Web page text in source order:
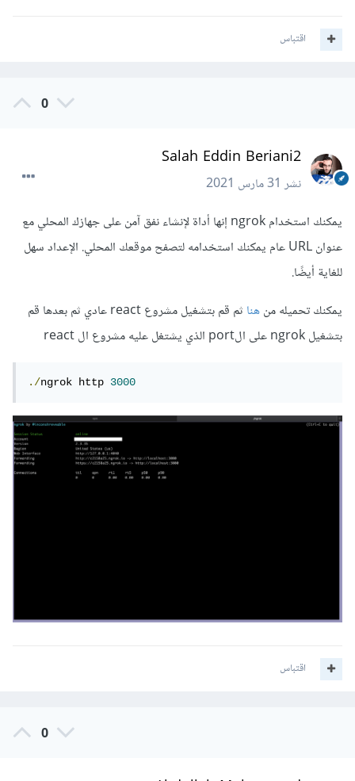
اقتباس
0
Salah Eddin Beriani2
نشر31 مارس 2021
يمكنك استخدام ngrok إنها أداة لإنشاء نفق آمن على جهازك المحلي مع
عنوان URL عام يمكنك استخدامه لتصفح موقعك المحلي. الإعداد سهل
للغاية أيضًا.
يمكنك تحميله منهنا
ثم قم بتشغيل مشروع react عادي ثم بعدها قم
بتشغيل ngrok على الport الذي يشتغل عليه مشروع ال react
./ngrok http 3000
اقتباس
0